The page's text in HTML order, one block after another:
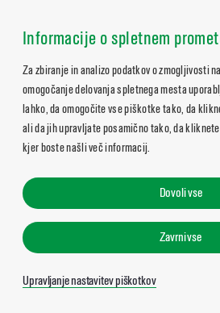
Informacije o spletnem
Za zbiranje in analizo podatkov o zmogljivosti
omogočanje delovanja spletnega mesta
lahko, da omogočite vse piškotke tako, da
ali da jih upravljate posamično tako, da
kjer boste našli več informacij.
Dovoli vse
Zavrni vse
Upravljanje nastavitev piškotkov